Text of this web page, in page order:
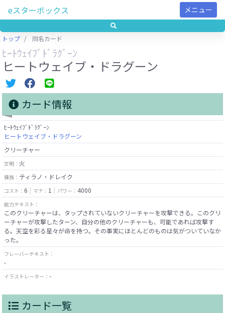
eスターボックス メニュー
トップ 同名カード
ﾋｰﾄｳｪｲﾌﾞﾄﾞﾗｸﾞｰﾝ
ヒートウェイブ・ドラグーン
カード情報
ﾋｰﾄｳｪｲﾌﾞﾄﾞﾗｸﾞｰﾝ
ヒートウェイブ・ドラグーン
クリーチャー
文明： 火
種族： ティラノ・ドレイク
コスト： 6 マナ： 1 パワー： 4000
能力テキスト：
このクリーチャーは、タップされていないクリーチャーを攻撃できる。このクリ
ーチャーが攻撃したターン、自分の他のクリーチャーも、可能であれば攻撃す
る。天空を彩る星々が命を持つ。その事実にほとんどのものは気がついていなか
った。
フレーバーテキスト：
-
イラストレーター： -
カード一覧